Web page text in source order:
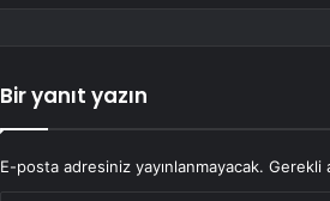
Bir yanıt yazın
E-posta adresiniz yayınlanmayacak. Gerekli